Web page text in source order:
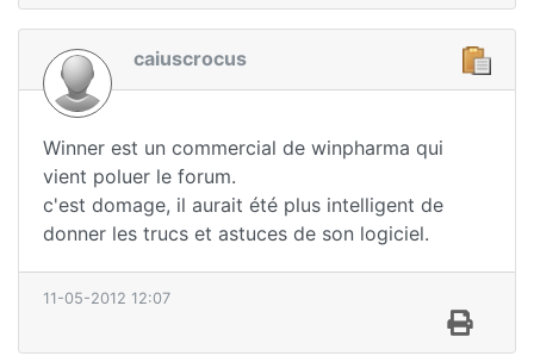
caiuscrocus
Winner est un commercial de winpharma qui
vient poluer le forum.
c'est domage, il aurait été plus intelligent de
donner les trucs et astuces de son logiciel.
11-05-2012 12:07